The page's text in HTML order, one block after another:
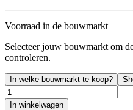
Voorraad in de bouwmarkt
Selecteer jouw bouwmarkt om
controleren.
In welke bouwmarkt te koop?
In winkelwagen